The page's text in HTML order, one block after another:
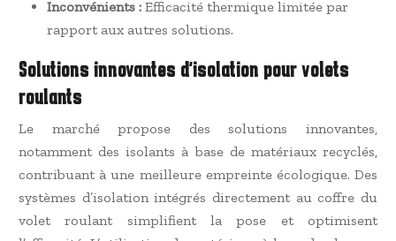
Inconvénients : Efficacité thermique limitée par
rapport aux autres solutions.
Solutions innovantes d’isolation pour volets
roulants
Le marché propose des solutions innovantes,
notamment des isolants à base de matériaux recyclés,
contribuant à une meilleure empreinte écologique. Des
systèmes d’isolation intégrés directement au coffre du
volet roulant simplifient la pose et optimisent